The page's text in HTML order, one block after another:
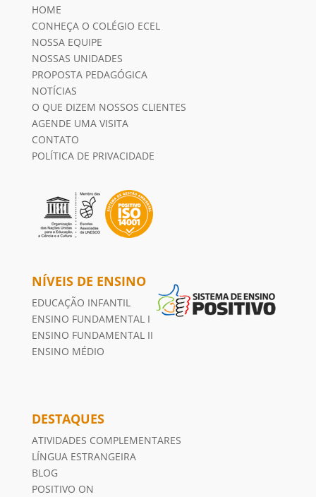
HOME
CONHEÇA O COLÉGIO ECEL
NOSSA EQUIPE
NOSSAS UNIDADES
PROPOSTA PEDAGÓGICA
NOTÍCIAS
O QUE DIZEM NOSSOS CLIENTES
AGENDE UMA VISITA
CONTATO
POLÍTICA DE PRIVACIDADE
NÍVEIS DE ENSINO
EDUCAÇÃO INFANTIL
ENSINO FUNDAMENTAL I
ENSINO FUNDAMENTAL II
ENSINO MÉDIO
DESTAQUES
ATIVIDADES COMPLEMENTARES
LÍNGUA ESTRANGEIRA
BLOG
POSITIVO ON